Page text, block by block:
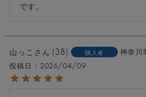
です。
山っこ 38 購入者 神奈川
投稿日
2026/04/09